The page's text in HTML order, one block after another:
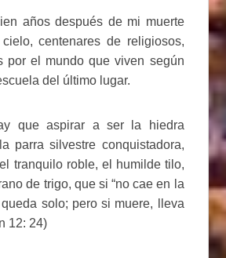
años después de mi muerte
centenares de religiosos,
por el mundo que viven según
del último lugar.
que aspirar a ser la hiedra
parra silvestre conquistadora,
tranquilo roble, el humilde tilo,
de trigo, que si “no cae en la
solo; pero si muere, lleva
12: 24)